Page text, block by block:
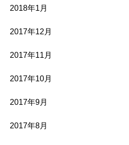
2018年1月
2017年12月
2017年11月
2017年10月
2017年9月
2017年8月